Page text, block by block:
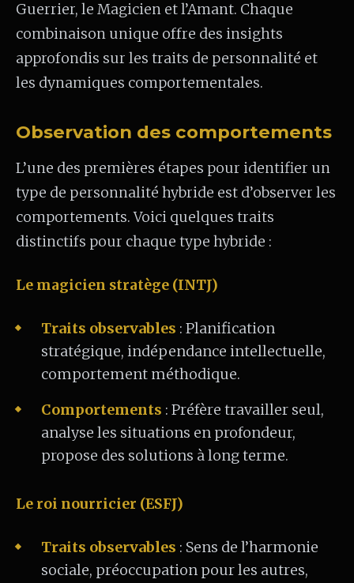
Guerrier, le Magicien et l’Amant. Chaque
combinaison unique offre des insights
approfondis sur les traits de personnalité et
les dynamiques comportementales.
Observation des comportements
L’une des premières étapes pour identifier un
type de personnalité hybride est d’observer les
comportements. Voici quelques traits
distinctifs pour chaque type hybride :
Le magicien stratège (INTJ)
Traits observables : Planification
stratégique, indépendance intellectuelle,
comportement méthodique.
Comportements : Préfère travailler seul,
analyse les situations en profondeur,
propose des solutions à long terme.
Le roi nourricier (ESFJ)
Traits observables : Sens de l’harmonie
sociale, préoccupation pour les autres,